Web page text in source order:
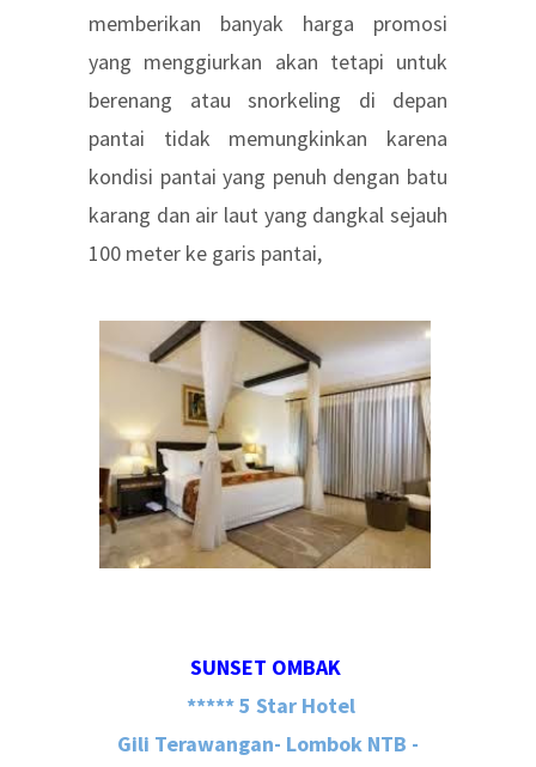
memberikan banyak harga promosi
yang menggiurkan akan tetapi untuk
berenang atau snorkeling di depan
pantai tidak memungkinkan karena
kondisi pantai yang penuh dengan batu
karang dan air laut yang dangkal sejauh
100 meter ke garis pantai,
SUNSET OMBAK
***** 5 Star Hotel
Gili Terawangan- Lombok NTB -